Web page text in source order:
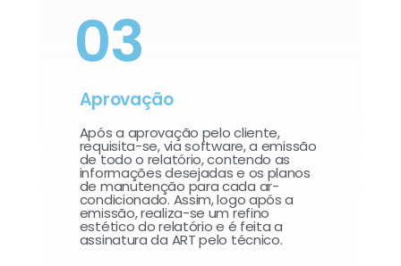
03
Aprovação
Após a aprovação pelo cliente,
requisita-se, via software, a emissão
de todo o relatório, contendo as
informações desejadas e os planos
de manutenção para cada ar-
condicionado. Assim, logo após a
emissão, realiza-se um refino
estético do relatório e é feita a
assinatura da ART pelo técnico.